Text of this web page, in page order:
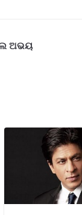
ଅଭୟ